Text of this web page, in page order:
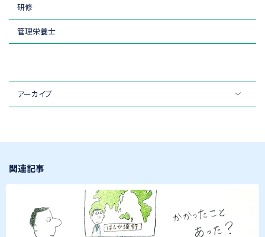
研修
管理栄養士
アーカイブ
関連記事